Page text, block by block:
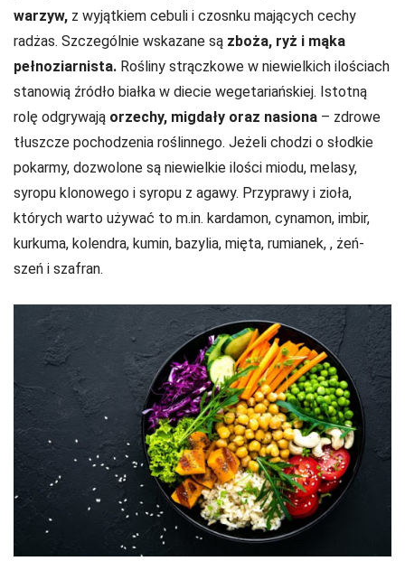
warzyw, z wyjątkiem cebuli i czosnku mających cechy
radżas. Szczególnie wskazane są zboża, ryż i mąka
pełnoziarnista. Rośliny strączkowe w niewielkich ilościach
stanowią źródło białka w diecie wegetariańskiej. Istotną
rolę odgrywają orzechy, migdały oraz nasiona – zdrowe
tłuszcze pochodzenia roślinnego. Jeżeli chodzi o słodkie
pokarmy, dozwolone są niewielkie ilości miodu, melasy,
syropu klonowego i syropu z agawy. Przyprawy i zioła,
których warto używać to m.in. kardamon, cynamon, imbir,
kurkuma, kolendra, kumin, bazylia, mięta, rumianek, , żeń-
szeń i szafran.